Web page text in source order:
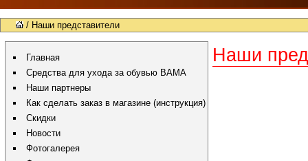
/ Наши представители
Наши
Главная
Средства для ухода за обувью BAMA
Наши партнеры
Как сделать заказ в магазине (инструкция)
Скидки
Новости
Фотогалерея